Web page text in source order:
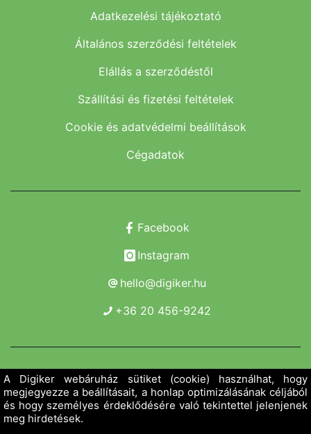
Adatkezelési tájékoztató
Általános szerződési feltételek
Elállás a szerződéstől
Szállítási és fizetési feltételek
Cookie és adatvédelmi beállítások
Cégadatok
Facebook
Instagram
hello@digiker.hu
+36 20 456-9242